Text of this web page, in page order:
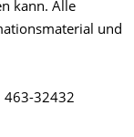
kann. Alle
und
463-32432